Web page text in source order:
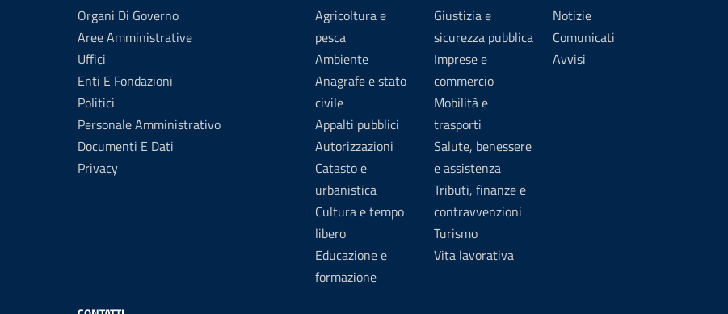
Organi Di Governo
Aree Amministrative
Uffici
Enti E Fondazioni
Politici
Personale Amministrativo
Documenti E Dati
Privacy
Agricoltura e
pesca
Ambiente
Anagrafe e stato
civile
Appalti pubblici
Autorizzazioni
Catasto e
urbanistica
Cultura e tempo
libero
Educazione e
formazione
Giustizia e
sicurezza pubblica
Imprese e
commercio
Mobilità e
trasporti
Salute, benessere
e assistenza
Tributi, finanze e
contravvenzioni
Turismo
Vita lavorativa
Notizie
Comunicati
Avvisi